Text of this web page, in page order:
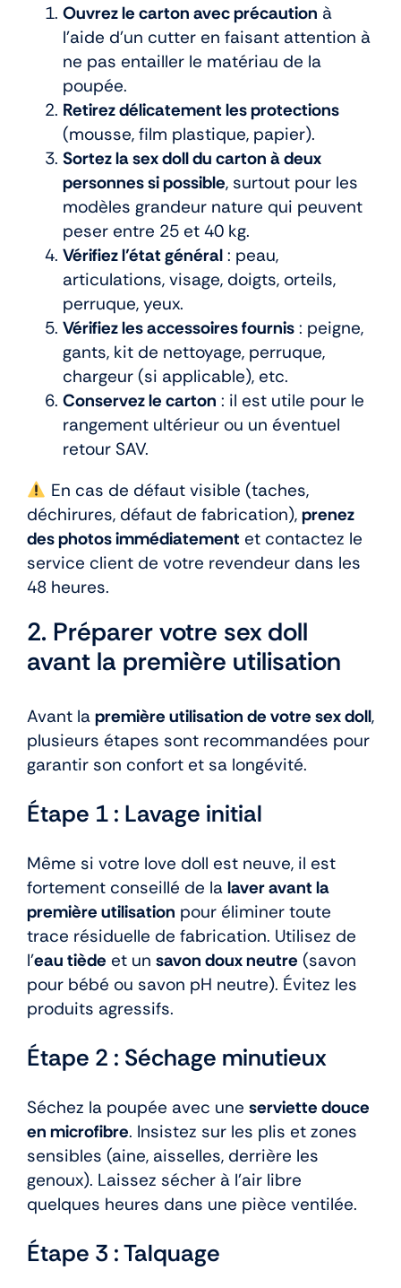
Ouvrez le carton avec précaution à
l’aide d’un cutter en faisant attention à
ne pas entailler le matériau de la
poupée.
Retirez délicatement les protections
(mousse, film plastique, papier).
Sortez la sex doll du carton à deux
personnes si possible, surtout pour les
modèles grandeur nature qui peuvent
peser entre 25 et 40 kg.
Vérifiez l’état général : peau,
articulations, visage, doigts, orteils,
perruque, yeux.
Vérifiez les accessoires fournis : peigne,
gants, kit de nettoyage, perruque,
chargeur (si applicable), etc.
Conservez le carton : il est utile pour le
rangement ultérieur ou un éventuel
retour SAV.
En cas de défaut visible (taches,
déchirures, défaut de fabrication), prenez
des photos immédiatement et contactez le
service client de votre revendeur dans les
48 heures.
2. Préparer votre sex doll
avant la première utilisation
Avant la première utilisation de votre sex doll,
plusieurs étapes sont recommandées pour
garantir son confort et sa longévité.
Étape 1 : Lavage initial
Même si votre love doll est neuve, il est
fortement conseillé de la laver avant la
première utilisation pour éliminer toute
trace résiduelle de fabrication. Utilisez de
l’eau tiède et un savon doux neutre (savon
pour bébé ou savon pH neutre). Évitez les
produits agressifs.
Étape 2 : Séchage minutieux
Séchez la poupée avec une serviette douce
en microfibre. Insistez sur les plis et zones
sensibles (aine, aisselles, derrière les
genoux). Laissez sécher à l’air libre
quelques heures dans une pièce ventilée.
Étape 3 : Talquage